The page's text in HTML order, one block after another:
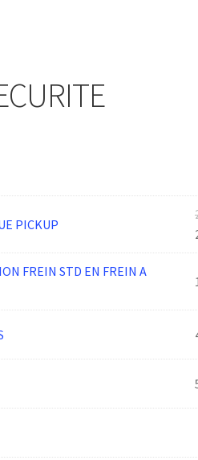
PICKUP
FREIN STD EN FREIN A